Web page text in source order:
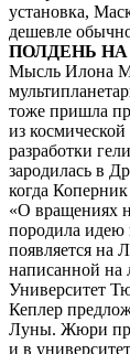
установка,
дешевле
ПОЛДЕНЬ
Мысль Илона
тоже пришла
из
разработки
зародилась в
когда
«О вращениях
породила идею
появляется на
написанной на
Университет
Кеплер
Луны. Жюри
и в